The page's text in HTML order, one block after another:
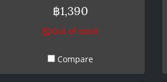
5แกลลอน ให้อุปกรณ์ที่ต้องการฆ่าเชื้อ
สัมผัสน้ำยาประมาณ 1-2 นาที หลัง
ล้างน้ำเปล่าซ้ำอีกรอบ
฿1,390
Out of stock
Compare